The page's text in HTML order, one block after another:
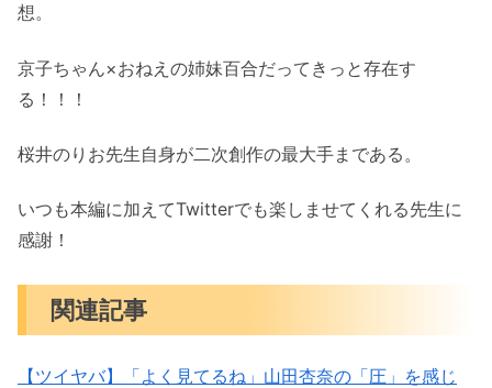
想。
京子ちゃん×おねえの姉妹百合だってきっと存在す
る！！！
桜井のりお先生自身が二次創作の最大手まである。
いつも本編に加えてTwitterでも楽しませてくれる先生に
感謝！
関連記事
【ツイヤバ】「よく見てるね」山田杏奈の「圧」を感じ